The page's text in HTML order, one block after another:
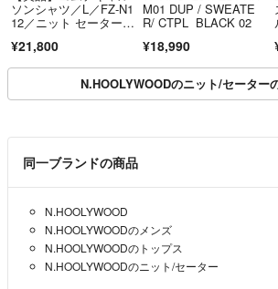
ソンシャツ／L／FZ-N1
12／ニット セーター／
ラック バイカラー ツ
ートン
¥21,800
M01 DUP / SWEATE
R/ CTPL BLACK 02
¥18,990
N.HOOLYWOODのニット/セーター
同一ブランドの商品
N.HOOLYWOOD
N.HOOLYWOODのメンズ
N.HOOLYWOODのトップス
N.HOOLYWOODのニット/セーター